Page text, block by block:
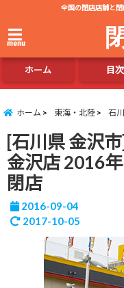
全国の閉店店舗と
menu
ホーム 目次
ホーム 東海・北陸 石
[石川県 金沢
金沢店 2016
閉店
2016-09-04
2017-10-05